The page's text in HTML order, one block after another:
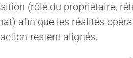
(rôle du propriétaire,
afin que les réalités
restent alignés.